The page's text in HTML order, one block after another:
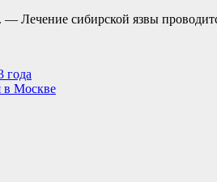
сибирской язвы
года
в Москве